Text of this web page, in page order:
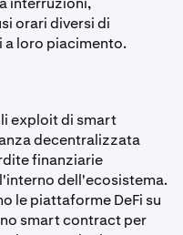
orari diversi di
a loro piacimento.
exploit di smart
decentralizzata
finanziarie
dell'ecosistema.
le piattaforme DeFi su
smart contract per